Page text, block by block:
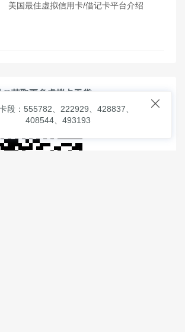
美国最佳虚拟信用卡/借记卡平台介绍
获取更多虚拟卡干货

段：555782、222929、428837、
408544、493193